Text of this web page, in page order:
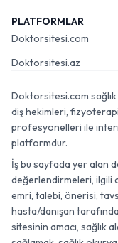
PLATFORMLAR
Doktorsitesi.com
Doktorsitesi.az
Doktorsitesi.com
diş hekimleri,
profesyonelleri ile
platformdur.
İş bu sayfada yer alan
değerlendirmeleri, ilgili
emri, talebi, önerisi,
hasta/danışan
sitesinin amacı, sağlık